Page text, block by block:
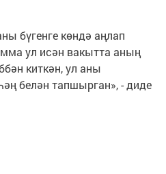
бүгенге көндә аңлап
ул исән вакытта аның
киткән, ул аны
белән тапшырган», - диде